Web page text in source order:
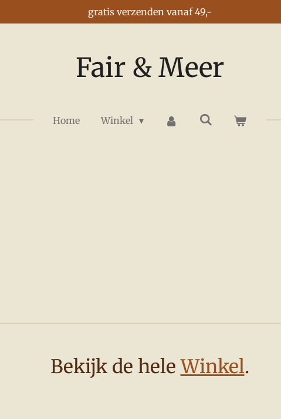
gratis verzenden vanaf 49,-
Fair & Meer
Home Winkel
Bekijk de heleWinkel.